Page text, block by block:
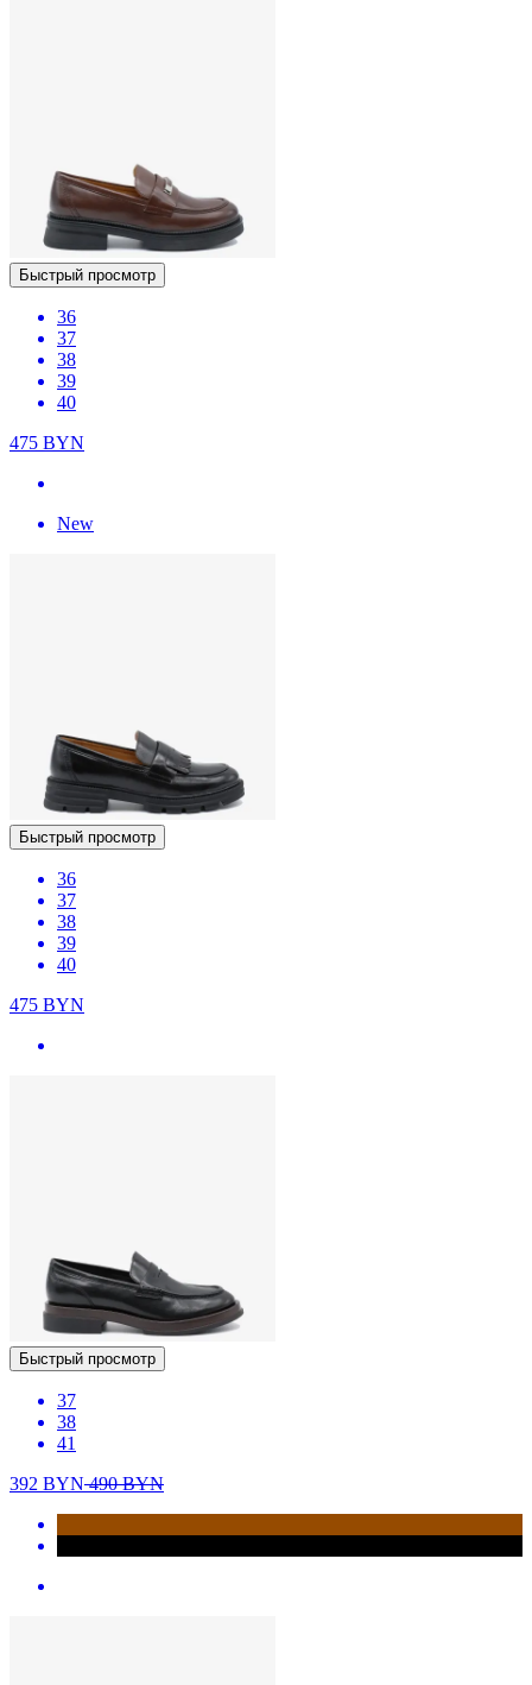
Быстрый просмотр
36
37
38
39
40
475 BYN
New
Быстрый просмотр
36
37
38
39
40
475 BYN
Быстрый просмотр
37
38
41
392 BYN490BYN